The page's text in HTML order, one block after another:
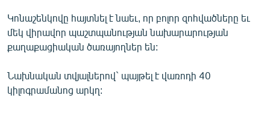
ԱՐԽԻՎ
ՏԵՍԱՆՅՈՒԹԵՐ
ՁԳՏԵԼՈՎ ԼԱՎԱԳՈՒՅՆԻՆ
Կոնաշենկովը հայտնել է նաեւ, որ բոլոր զոհվածները եւ
մեկ վիրավոր պաշտպանության նախարարության
քաղաքացիական ծառայողներ են:
Նախնական տվյալներով` պայթել է վառոդի 40
կիլոգրամանոց արկղ: